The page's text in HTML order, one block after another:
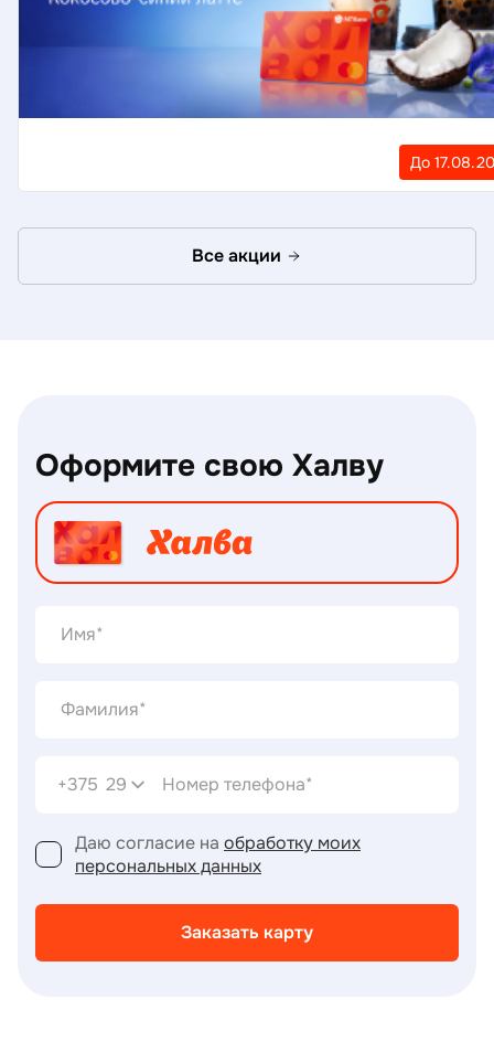
До
Все акции
Оформите свою Халву
+375 29
Даю согласие на обработку моих
персональных данных
Заказать карту